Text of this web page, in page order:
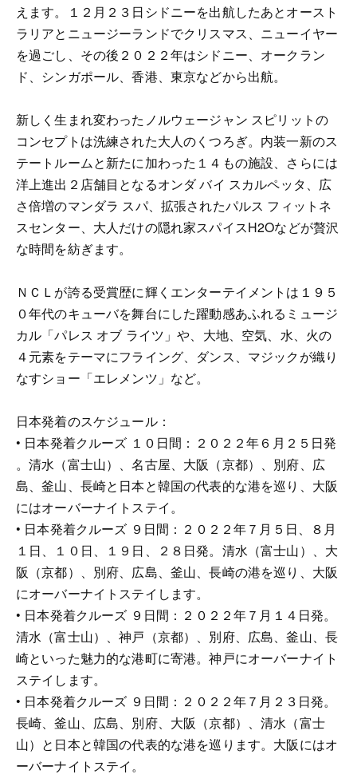
えます。１２月２３日シドニーを出航したあとオースト
ラリアとニュージーランドでクリスマス、ニューイヤー
を過ごし、その後２０２２年はシドニー、オークラン
ド、シンガポール、香港、東京などから出航。
新しく生まれ変わったノルウェージャン スピリットの
コンセプトは洗練された大人のくつろぎ。内装一新のス
テートルームと新たに加わった１４もの施設、さらには
洋上進出２店舗目となるオンダ バイ スカルペッタ、広
さ倍増のマンダラ スパ、拡張されたパルス フィットネ
スセンター、大人だけの隠れ家スパイスH2Oなどが贅沢
な時間を紡ぎます。
ＮＣＬが誇る受賞歴に輝くエンターテイメントは１９５
０年代のキューバを舞台にした躍動感あふれるミュージ
カル「パレス オブ ライツ」や、大地、空気、水、火の
４元素をテーマにフライング、ダンス、マジックが織り
なすショー「エレメンツ」など。
日本発着のスケジュール：
• 日本発着クルーズ １０日間：２０２２年６月２５日発
。清水（富士山）、名古屋、大阪（京都）、別府、広
島、釜山、長崎と日本と韓国の代表的な港を巡り、大阪
にはオーバーナイトステイ。
• 日本発着クルーズ ９日間：２０２２年７月５日、８月
１日、１０日、１９日、２８日発。清水（富士山）、大
阪（京都）、別府、広島、釜山、長崎の港を巡り、大阪
にオーバーナイトステイします。
• 日本発着クルーズ ９日間：２０２２年７月１４日発。
清水（富士山）、神戸（京都）、別府、広島、釜山、長
崎といった魅力的な港町に寄港。神戸にオーバーナイト
ステイします。
• 日本発着クルーズ ９日間：２０２２年７月２３日発。
長崎、釜山、広島、別府、大阪（京都）、清水（富士
山）と日本と韓国の代表的な港を巡ります。大阪にはオ
ーバーナイトステイ。